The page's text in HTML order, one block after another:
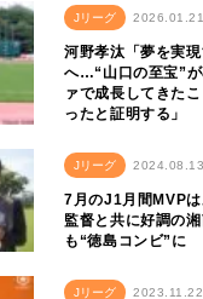
Jリーグ 2026.01.21
河野孝汰「夢を実
へ…“山口の至宝”
ァで成長してきた
ったと証明する」
Jリーグ 2024.08.13
7月のJ1月間MVP
監督と共に好調の
も“徳島コンビ”に
Jリーグ 2023.11.22